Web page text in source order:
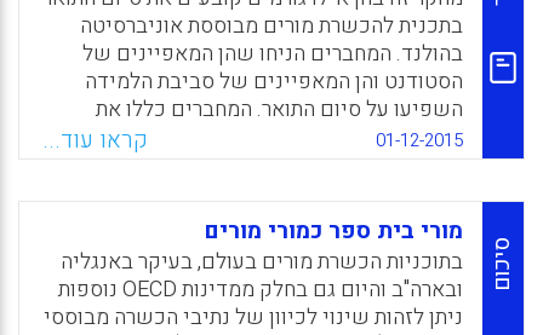
WhatsApp
Facebook
Email
X
בתכנית להכשרת מורים מבוססת אוניברסיטה
בהולנד. המחברים הניחו שהן המאפיינים של
הסטודנט והן המאפיינים של סביבת הלמידה
השפיעו על סיום התואר. המחברים כללו את
הגורמים הבאים במחקרם: ההנעה להפוך למורה,
מסוגלות עצמית להוראה, מחויבות מקצועית,
תפיסות של ניהול זמן ותפיסות של איכות ההוראה
בתכנית להכשרת מורים (Fokkens-Bruinsma,
Marjon; Canrinus, Esther Tamara, 2015).
WhatsApp
Facebook
Email
X
01-12-2015 קראו עוד...
סיכום
מורי בית ספר כמורי מורים
בתוכניות הכשרת מורים בעולם, בעיקר באנגליה
ובארה"ב והיום גם בחלק ממדינות OECD נוספות
ניתן לזהות שינוי לכיוון של נתיבי הכשרה מבוססי